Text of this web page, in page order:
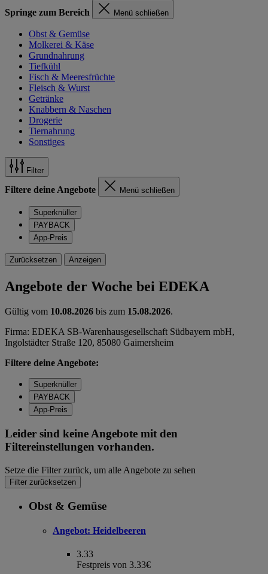
Springe zum Bereich Menü schließen
Obst & Gemüse
Molkerei & Käse
Grundnahrung
Tiefkühl
Fisch & Meeresfrüchte
Fleisch & Wurst
Getränke
Knabbern & Naschen
Drogerie
Tiernahrung
Sonstiges
Filter
Filtere deine Angebote Menü schließen
Superknüller
PAYBACK
App-Preis
Zurücksetzen Anzeigen
Angebote der Woche bei EDEKA
Gültig vom 10.08.2026 bis zum 15.08.2026.
Firma: EDEKA SB-Warenhausgesellschaft Südbayern mbH,
Ingolstädter Straße 120, 85080 Gaimersheim
Filtere deine Angebote:
Superknüller
PAYBACK
App-Preis
Leider sind keine Angebote mit den
Filtereinstellungen vorhanden.
Setze die Filter zurück, um alle Angebote zu sehen
Filter zurücksetzen
Obst & Gemüse
Angebot: Heidelbeeren
3.33
Festpreis von 3.33€